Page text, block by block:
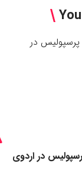
در اردوی